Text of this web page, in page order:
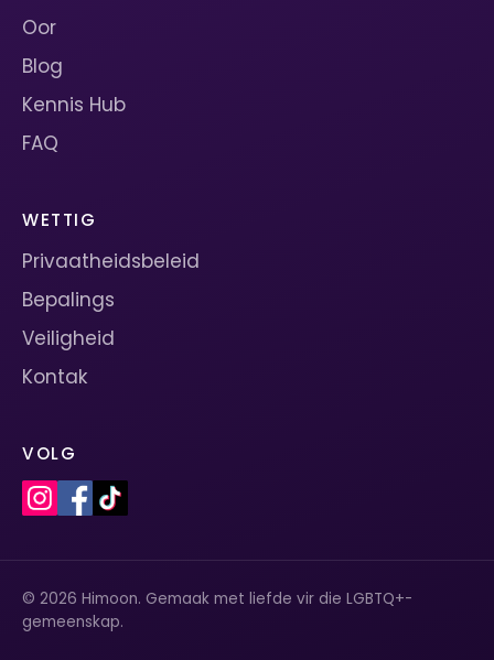
Oor
Blog
Kennis Hub
FAQ
WETTIG
Privaatheidsbeleid
Bepalings
Veiligheid
Kontak
VOLG
© 2026 Himoon. Gemaak met liefde vir die LGBTQ+-
gemeenskap.